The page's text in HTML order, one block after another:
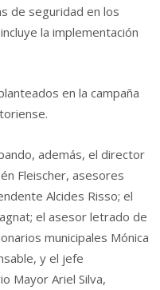
de seguridad en los
la implementación
en la campaña
además, el director
Fleischer, asesores
Alcides Risso; el
el asesor letrado de
municipales Mónica
y el jefe
Mayor Ariel Silva,